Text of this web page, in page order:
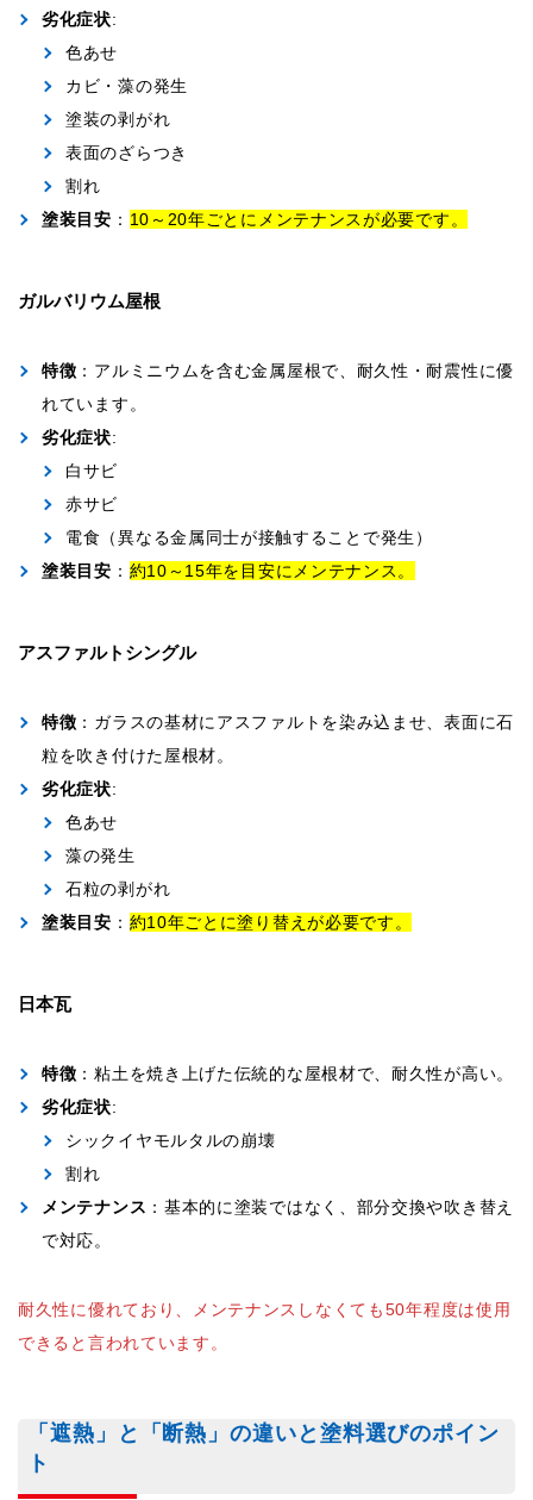
劣化症状:
色あせ
カビ・藻の発生
塗装の剥がれ
表面のざらつき
割れ
塗装目安 ： 10～20年ごとにメンテナンスが必要です。
ガルバリウム屋根
特徴 ：アルミニウムを含む金属屋根で、耐久性・耐震性に優
れています。
劣化症状:
白サビ
赤サビ
電食（異なる金属同士が接触することで発生）
塗装目安 ： 約10～15年を目安にメンテナンス。
アスファルトシングル
特徴 ：ガラスの基材にアスファルトを染み込ませ、表面に石
粒を吹き付けた屋根材。
劣化症状:
色あせ
藻の発生
石粒の剥がれ
塗装目安 ： 約10年ごとに塗り替えが必要です。
日本瓦
特徴 ：粘土を焼き上げた伝統的な屋根材で、耐久性が高い。
劣化症状:
シックイヤモルタルの崩壊
割れ
メンテナンス ：基本的に塗装ではなく、部分交換や吹き替え
で対応。
耐久性に優れており、メンテナンスしなくても50年程度は使用
できると言われています。
「遮熱」と「断熱」の違いと塗料選びのポイン
ト